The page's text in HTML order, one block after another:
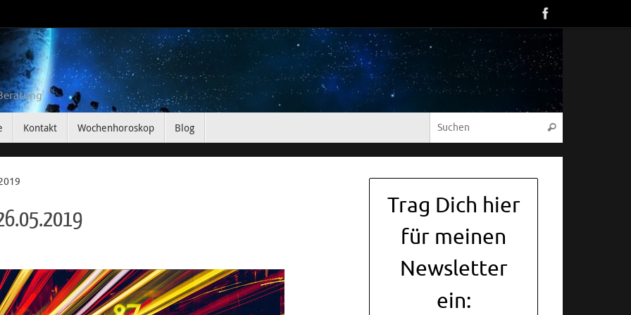
Kontakt Wochenhoroskop Blog Suchen
Trag Dich hier
für meinen
Newsletter
ein: